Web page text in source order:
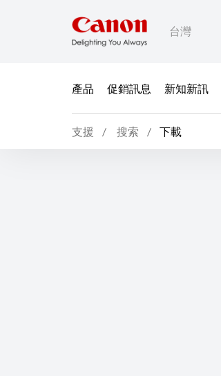
台灣
產品 促銷訊息 新知新訊
支援 搜索 下載